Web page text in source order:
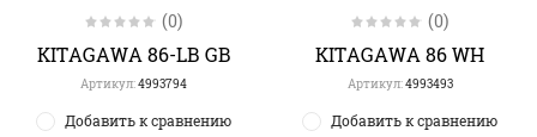
(0)
KITAGAWA 86-LB GB
Артикул:4993794
Добавить к сравнению
(0)
KITAGAWA 86 WH
Артикул:4993493
Добавить к сравнению